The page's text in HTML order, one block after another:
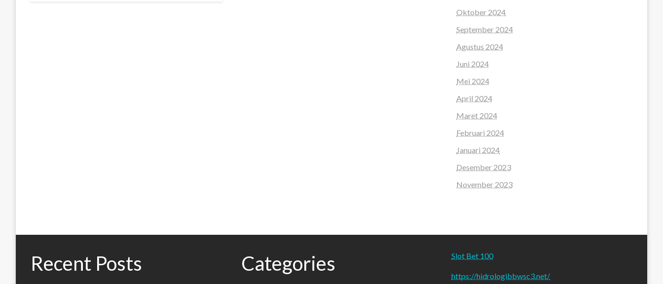
Oktober 2024
September 2024
Agustus 2024
Juni 2024
Mei 2024
April 2024
Maret 2024
Februari 2024
Januari 2024
Desember 2023
November 2023
Recent Posts Categories Slot Bet 100
https://hidrologibbwsc3.net/